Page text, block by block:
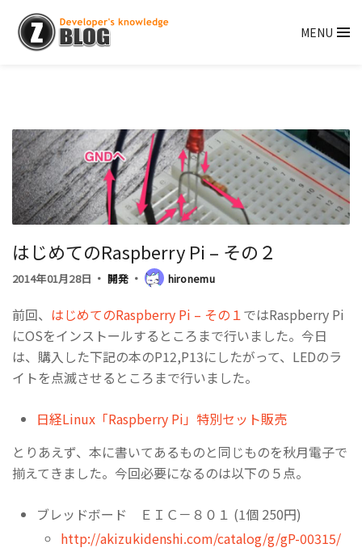
MENU
はじめてのRaspberry Pi – その２
2014年01月28日 開発 hironemu
前回、 はじめてのRaspberry Pi – その１ ではRaspberry Pi
にOSをインストールするところまで行いました。今日
は、購入した下記の本のP12,P13にしたがって、LEDのラ
イトを点滅させるところまで行いました。
日経Linux「Raspberry Pi」特別セット販売
とりあえず、本に書いてあるものと同じものを秋月電子で
揃えてきました。今回必要になるのは以下の５点。
ブレッドボード ＥＩＣ－８０１ (1個 250円)
http://akizukidenshi.com/catalog/g/gP-00315/